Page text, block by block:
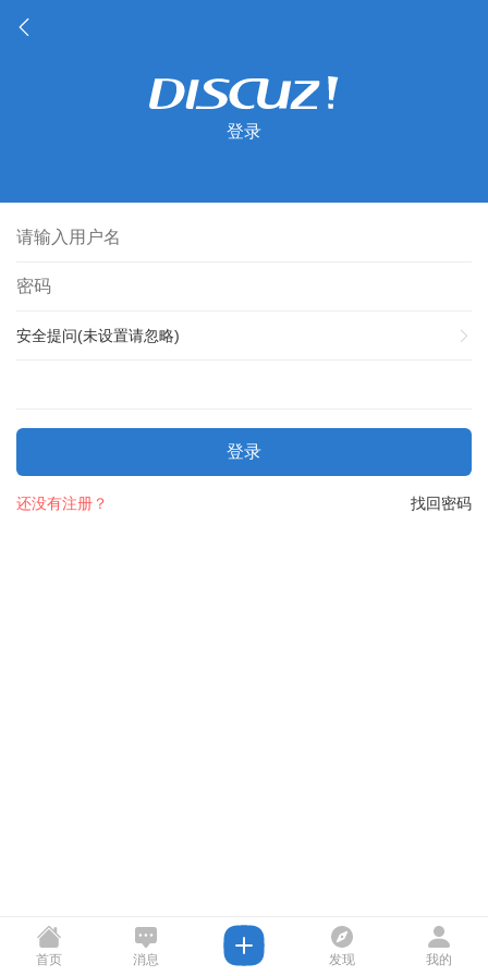
登录
安全提问(未设置请忽略)
登录
找回密码
还没有注册？
首页 消息 发现 我的